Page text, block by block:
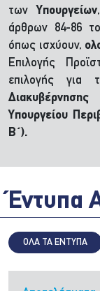
των Υπουργείων
άρθρων 84-86
όπως ισχύουν,
Επιλογής
επιλογής για
Υπουργείου
Β΄).
Έντυπα
ΟΛΑ ΤΑ ΕΝΤΥΠΑ